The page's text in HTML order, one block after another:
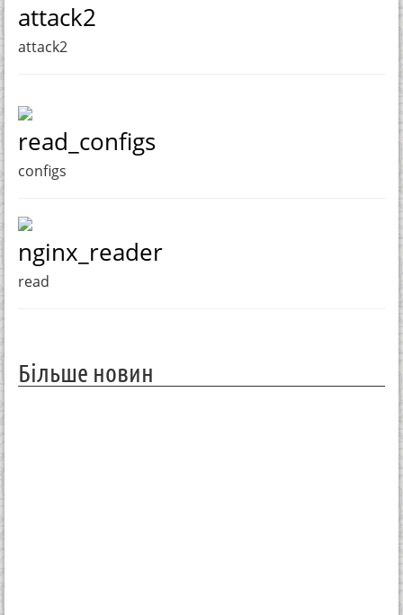
attack2
attack2
read_configs
configs
nginx_reader
read
Більше новин